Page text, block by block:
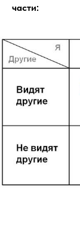
части: